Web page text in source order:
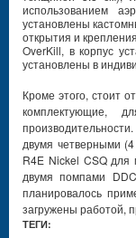
использованием
установлены
открытия и
OverKill, в корпус
установлены в
Кроме этого, стоит
комплектующие,
двумя четверными
R4E Nickel CSQ для
двумя помпами
планировалось
загружены работой,
ТЕГИ: